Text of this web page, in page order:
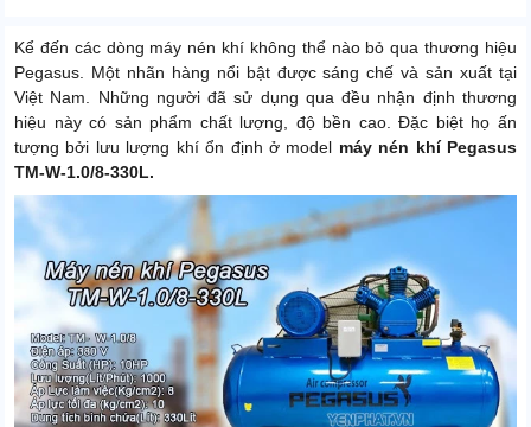
Kể đến các dòng máy nén khí không thể nào bỏ qua thương hiệu
Pegasus. Một nhãn hàng nổi bật được sáng chế và sản xuất tại
Việt Nam. Những người đã sử dụng qua đều nhận định thương
hiệu này có sản phẩm chất lượng, độ bền cao. Đặc biệt họ ấn
tượng bởi lưu lượng khí ổn định ở model máy nén khí Pegasus
TM-W-1.0/8-330L.